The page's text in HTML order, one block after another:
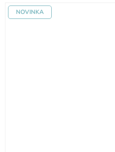
NOVINKA